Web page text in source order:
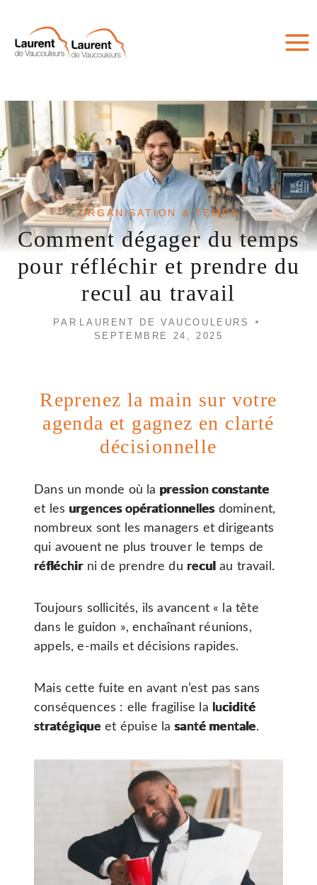
contenu
ORGANISATION & TEMPS
Comment dégager du temps
pour réfléchir et prendre du
recul au travail
PAR LAURENT DE VAUCOULEURS
SEPTEMBRE 24, 2025
Reprenez la main sur votre
agenda et gagnez en clarté
décisionnelle
Dans un monde où la pression constante
et les urgences opérationnellesdominent,
nombreux sont les managers et dirigeants
qui avouent ne plus trouver le temps de
réfléchirni de prendre du recul au travail.
Toujours sollicités, ils avancent « la tête
dans le guidon », enchaînant réunions,
appels, e-mails et décisions rapides.
Mais cette fuite en avant n’est pas sans
conséquences : elle fragilise la
lucidité
stratégique et épuise lasanté mentale.